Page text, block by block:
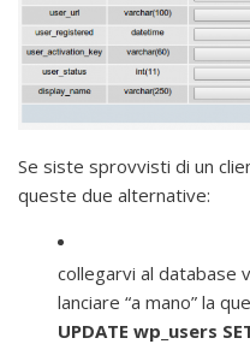
Se siste sprovvisti di un
queste due alternative:
collegarvi al database
lanciare “a mano” la
UPDATE wp_users